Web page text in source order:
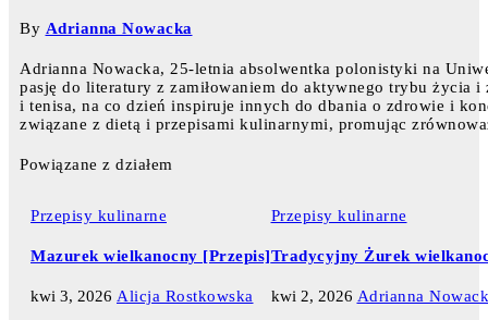
By Adrianna Nowacka
Adrianna Nowacka, 25-letnia absolwentka polonistyki na
pasję do literatury z zamiłowaniem do aktywnego trybu życia
i tenisa, na co dzień inspiruje innych do dbania o zdrowie i
związane z dietą i przepisami kulinarnymi, promując
Powiązane z działem
Przepisy kulinarne
Mazurek wielkanocny [Przepis]
kwi 3, 2026 Alicja Rostkowska
Przepisy kulinarne
Tradycyjny Żurek
kwi 2, 2026 Adrianna